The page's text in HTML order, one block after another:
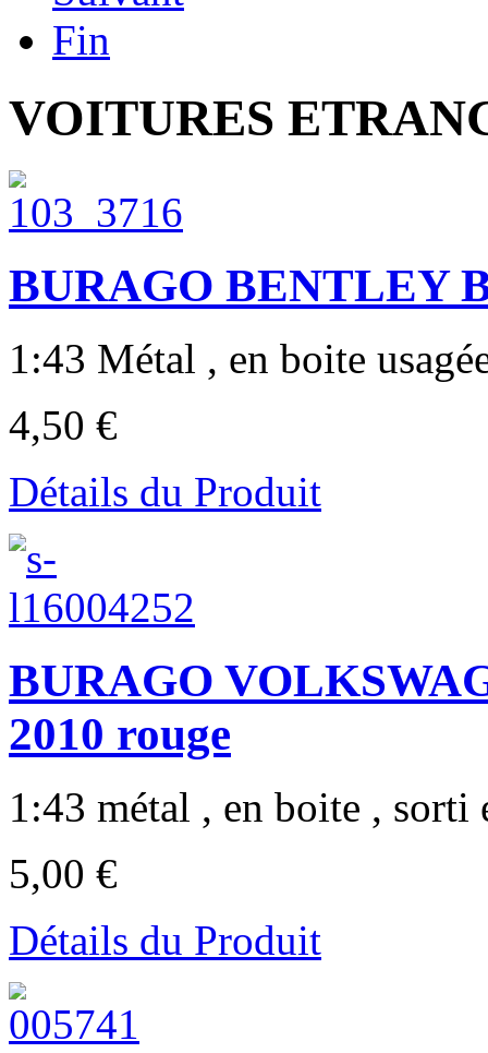
Fin
VOITURES
BURAGO BENTLEY
1:43 Métal , en boite
4,50 €
Détails du Produit
BURAGO
2010 rouge
1:43 métal , en boite , sorti
5,00 €
Détails du Produit